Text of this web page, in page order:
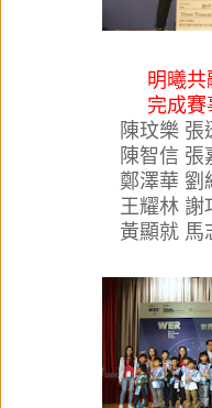
明曦共
完成賽
陳玟樂 張
陳智信 張
鄭澤華 劉
王耀林 謝
黃顯就 馬